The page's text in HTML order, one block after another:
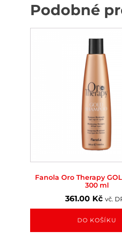
Podobné
Fanola Oro Therapy
300 ml
361.00 Kč vč.
DO KOŠÍKU